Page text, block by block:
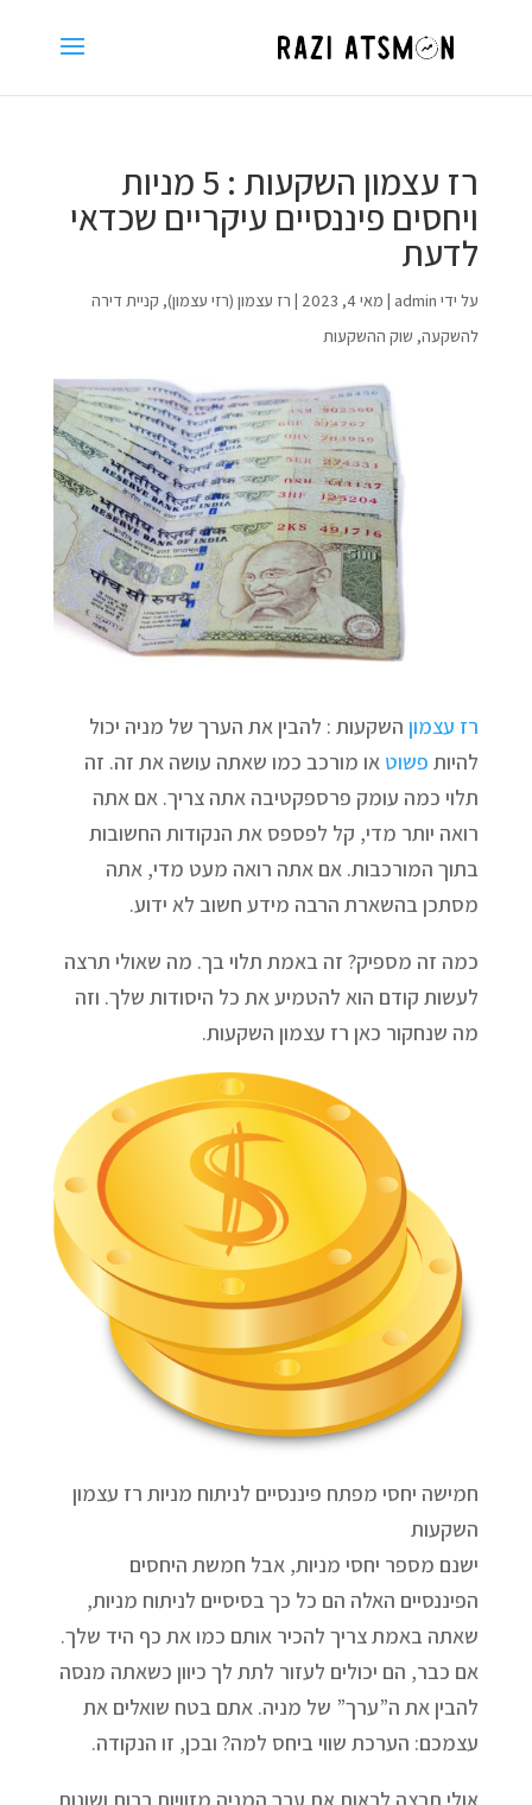
רז עצמון השקעות : 5 מניות
ויחסים פיננסיים עיקריים שכדאי
לדעת
על ידי admin
| מאי 4, 2023 | רז עצמון (רזי עצמון), קניית דירה
להשקעה, שוק ההשקעות
רז עצמוןהשקעות : להבין את הערך של מניה יכול
להיות פשוט או מורכב כמו שאתה עושה את זה. זה
תלוי כמה עומק פרספקטיבה אתה צריך. אם אתה
רואה יותר מדי, קל לפספס את הנקודות החשובות
בתוך המורכבות. אם אתה רואה מעט מדי, אתה
מסתכן בהשארת הרבה מידע חשוב לא ידוע.
כמה זה מספיק? זה באמת תלוי בך. מה שאולי תרצה
לעשות קודם הוא להטמיע את כל היסודות שלך. וזה
מה שנחקור כאן רז עצמון השקעות.
חמישה יחסי מפתח פיננסיים לניתוח מניות רז עצמון
השקעות
ישנם מספר יחסי מניות, אבל חמשת היחסים
הפיננסיים האלה הם כל כך בסיסיים לניתוח מניות,
שאתה באמת צריך להכיר אותם כמו את כף היד שלך.
אם כבר, הם יכולים לעזור לתת לך כיוון כשאתה מנסה
להבין את ה”ערך” של מניה. אתם בטח שואלים את
עצמכם: הערכת שווי ביחס למה? ובכן, זו הנקודה.
אולי תרצה לראות את ערך המניה מזוויות רבות ושונות.